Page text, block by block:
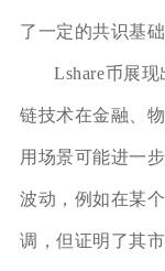
了一定的共识基础
Lshare币展
链技术在金融、
用场景可能进一
波动，例如在某
调，但证明了其